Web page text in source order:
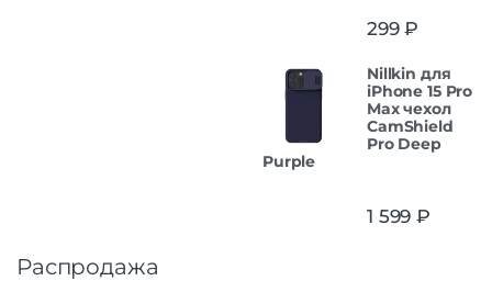
299₽
Nillkin для
iPhone 15 Pro
Max чехол
CamShield
Pro Deep
Purple
1 599 ₽
Распродажа